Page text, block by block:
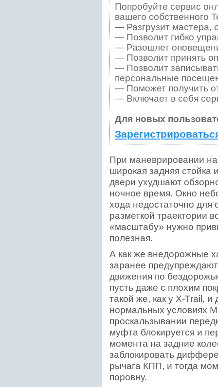
Попробуйте сервис
вашего собственного
— Разгрузит мастера,
— Позволит гибко
— Разошлет
— Позволит принять
— Позволит
персональные
— Поможет получить
— Включает в себя
Для новых
При маневрировании на
широкая задняя стойка
двери ухудшают
ночное время. Окно
хода недостаточно для
разметкой траектории
«масштабу» нужно
полезная.
А как же внедорожные
заранее
движения по
пусть даже с плохим
такой же, как у X-Trail,
нормальных условиях
проскальзывании
муфта блокируется и
момента на задние
заблокировать
рычага КПП, и тогда
поровну.